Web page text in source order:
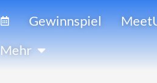
Gewinnspiel
Mehr